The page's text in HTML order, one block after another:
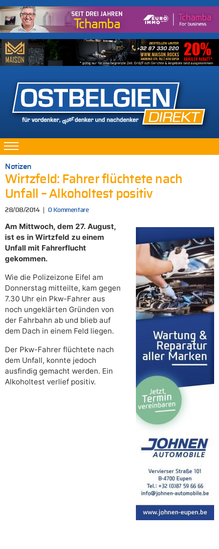
Notizen
Wirtzfeld: Fahrer flüchtete nach
Unfall – Alkoholtest positiv
28/08/2014 0 Kommentare
Am Mittwoch, dem 27. August,
ist es in Wirtzfeld zu einem
Unfall mit Fahrerflucht
gekommen.
Wie die Polizeizone Eifel am
Donnerstag mitteilte, kam gegen
7.30 Uhr ein Pkw-Fahrer aus
noch ungeklärten Gründen von
der Fahrbahn ab und blieb auf
dem Dach in einem Feld liegen.
Der Pkw-Fahrer flüchtete nach
dem Unfall, konnte jedoch
ausfindig gemacht werden. Ein
Alkoholtest verlief positiv.